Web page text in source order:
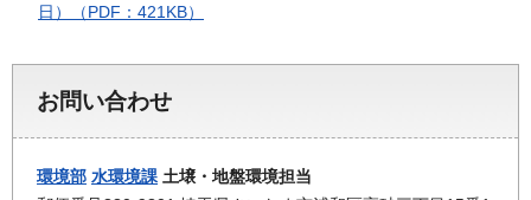
日）（PDF：421KB）
お問い合わせ
環境部 水環境課 土壌・地盤環境担当